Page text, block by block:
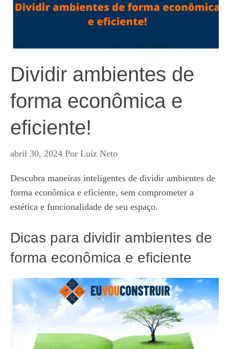
Dividir ambientes de
forma econômica e
eficiente!
abril 30, 2024 Por Luiz Neto
Descubra maneiras inteligentes de dividir ambientes de
forma econômica e eficiente, sem comprometer a
estética e funcionalidade de seu espaço.
Dicas para dividir ambientes de
forma econômica e eficiente